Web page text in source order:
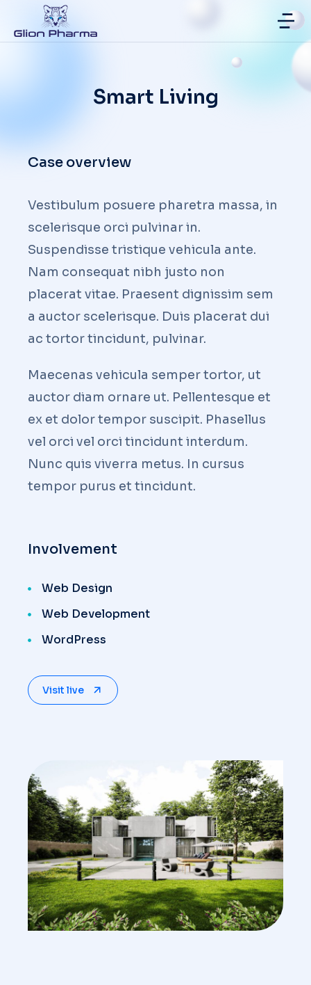
Smart Living
Case overview
Vestibulum posuere pharetra massa, in
scelerisque orci pulvinar in.
Suspendisse tristique vehicula ante.
Nam consequat nibh justo non
placerat vitae. Praesent dignissim sem
a auctor scelerisque. Duis placerat dui
ac tortor tincidunt, pulvinar.
Maecenas vehicula semper tortor, ut
auctor diam ornare ut. Pellentesque et
ex et dolor tempor suscipit. Phasellus
vel orci vel orci tincidunt interdum.
Nunc quis viverra metus. In cursus
tempor purus et tincidunt.
Involvement
Web Design
Web Development
WordPress
Visit live